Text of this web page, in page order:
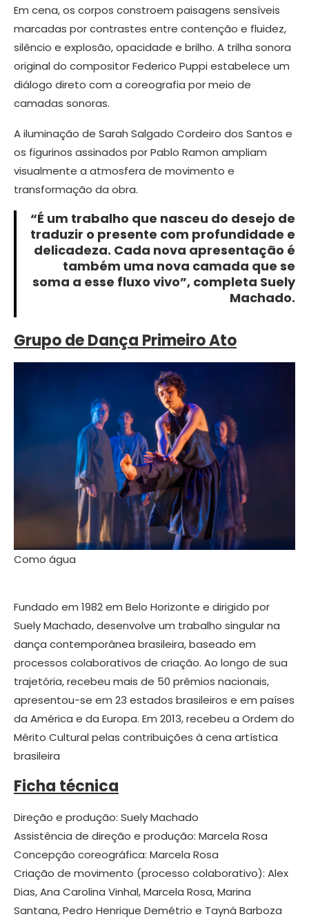
Em cena, os corpos constroem paisagens sensíveis
marcadas por contrastes entre contenção e fluidez,
silêncio e explosão, opacidade e brilho. A trilha sonora
original do compositor Federico Puppi estabelece um
diálogo direto com a coreografia por meio de
camadas sonoras.
A iluminação de Sarah Salgado Cordeiro dos Santos e
os figurinos assinados por Pablo Ramon ampliam
visualmente a atmosfera de movimento e
transformação da obra.
“É um trabalho que nasceu do desejo de
traduzir o presente com profundidade e
delicadeza. Cada nova apresentação é
também uma nova camada que se
soma a esse fluxo vivo”, completa Suely
Machado.
Grupo de Dança Primeiro Ato
Como água
Fundado em 1982 em Belo Horizonte e dirigido por
Suely Machado, desenvolve um trabalho singular na
dança contemporânea brasileira, baseado em
processos colaborativos de criação. Ao longo de sua
trajetória, recebeu mais de 50 prêmios nacionais,
apresentou-se em 23 estados brasileiros e em países
da América e da Europa. Em 2013, recebeu a Ordem do
Mérito Cultural pelas contribuições à cena artística
brasileira
Ficha técnica
Direção e produção: Suely Machado
Assistência de direção e produção: Marcela Rosa
Concepção coreográfica: Marcela Rosa
Criação de movimento (processo colaborativo): Alex
Dias, Ana Carolina Vinhal, Marcela Rosa, Marina
Santana, Pedro Henrique Demétrio e Tayná Barboza